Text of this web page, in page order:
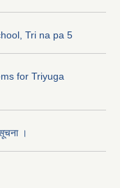
Tri na pa 5
for Triyuga
।